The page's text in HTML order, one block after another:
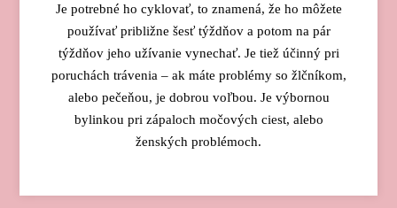
Je potrebné ho cyklovať, to znamená, že ho môžete
používať približne šesť týždňov a potom na pár
týždňov jeho užívanie vynechať. Je tiež účinný pri
poruchách trávenia – ak máte problémy so žlčníkom,
alebo pečeňou, je dobrou voľbou. Je výbornou
bylinkou pri zápaloch močových ciest, alebo
ženských problémoch.